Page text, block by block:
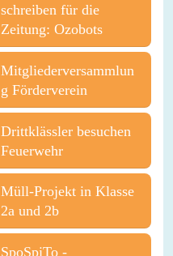
schreiben für die
Zeitung: Ozobots
Mitgliederversammlun
g Förderverein
Drittklässler besuchen
Feuerwehr
Müll-Projekt in Klasse
2a und 2b
SpoSpiTo -